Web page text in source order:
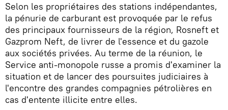
Selon les propriétaires des stations indépendantes,
la pénurie de carburant est provoquée par le refus
des principaux fournisseurs de la région, Rosneft et
Gazprom Neft, de livrer de l'essence et du gazole
aux sociétés privées. Au terme de la réunion, le
Service anti-monopole russe a promis d'examiner la
situation et de lancer des poursuites judiciaires à
l'encontre des grandes compagnies pétrolières en
cas d'entente illicite entre elles.